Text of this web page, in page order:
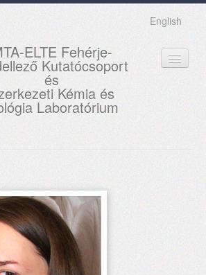
English
ELTE Fehérje-
Kutatócsoport
és
Kémia és
Laboratórium